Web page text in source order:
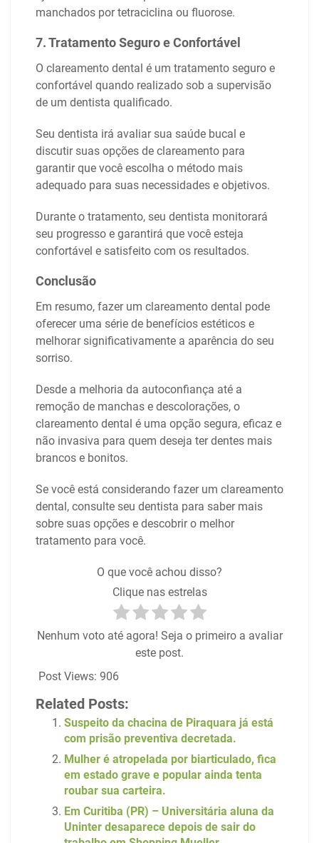
manchados por tetraciclina ou fluorose.
7. Tratamento Seguro e Confortável
O clareamento dental é um tratamento seguro e
confortável quando realizado sob a supervisão
de um dentista qualificado.
Seu dentista irá avaliar sua saúde bucal e
discutir suas opções de clareamento para
garantir que você escolha o método mais
adequado para suas necessidades e objetivos.
Durante o tratamento, seu dentista monitorará
seu progresso e garantirá que você esteja
confortável e satisfeito com os resultados.
Conclusão
Em resumo, fazer um clareamento dental pode
oferecer uma série de benefícios estéticos e
melhorar significativamente a aparência do seu
sorriso.
Desde a melhoria da autoconfiança até a
remoção de manchas e descolorações, o
clareamento dental é uma opção segura, eficaz e
não invasiva para quem deseja ter dentes mais
brancos e bonitos.
Se você está considerando fazer um clareamento
dental, consulte seu dentista para saber mais
sobre suas opções e descobrir o melhor
tratamento para você.
O que você achou disso?
Clique nas estrelas
Nenhum voto até agora! Seja o primeiro a avaliar
este post.
Post Views: 906
Related Posts:
Suspeito da chacina de Piraquara já está
com prisão preventiva decretada.
Mulher é atropelada por biarticulado, fica
em estado grave e popular ainda tenta
roubar sua carteira.
Em Curitiba (PR) – Universitária aluna da
Uninter desaparece depois de sair do